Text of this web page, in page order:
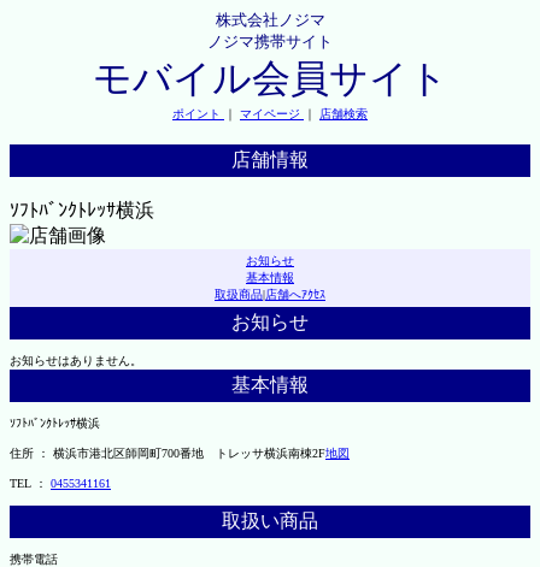
株式会社ノジマ
ノジマ携帯サイト
モバイル会員サイト
ポイント ｜ マイページ ｜ 店舗検索
店舗情報
ｿﾌﾄﾊﾞﾝｸﾄﾚｯｻ横浜
お知らせ
基本情報
取扱商品|店舗へｱｸｾｽ
お知らせ
お知らせはありません。
基本情報
ｿﾌﾄﾊﾞﾝｸﾄﾚｯｻ横浜
住所 ： 横浜市港北区師岡町700番地 トレッサ横浜南棟2F地図
TEL ： 0455341161
取扱い商品
携帯電話